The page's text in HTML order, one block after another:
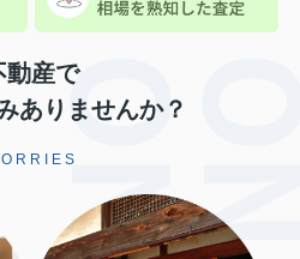
動産で
ありませんか？